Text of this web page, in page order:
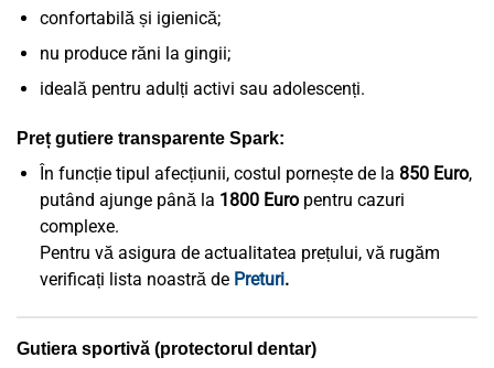
confortabilă și igienică;
nu produce răni la gingii;
ideală pentru adulți activi sau adolescenți.
Preț gutiere transparente Spark:
În funcție tipul afecțiunii, costul pornește de la 850 Euro,
putând ajunge până la 1800 Europentru cazuri
complexe.
Pentru vă asigura de actualitatea prețului, vă rugăm
verificați lista noastră de Preturi.
Gutiera sportivă (protectorul dentar)